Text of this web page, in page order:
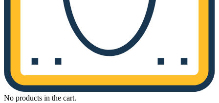
No products in the cart.